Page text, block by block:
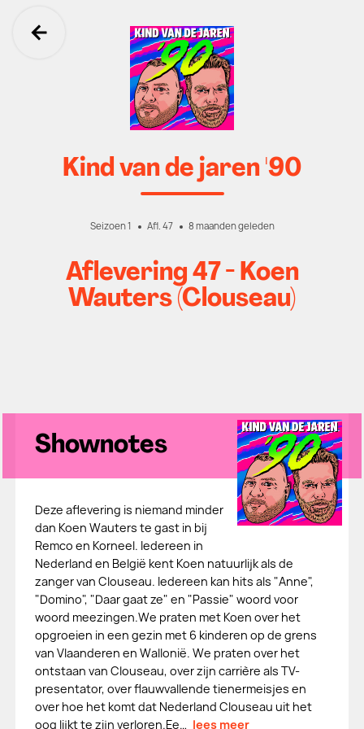
Ga terug
Kind van de jaren '90
Seizoen 1 Afl. 47 8 maanden geleden
Aflevering 47 - Koen
Wauters (Clouseau)
Shownotes
Deze aflevering is niemand minder
dan Koen Wauters te gast in bij
Remco en Korneel. Iedereen in
Nederland en België kent Koen natuurlijk als de
zanger van Clouseau. Iedereen kan hits als "Anne",
"Domino", "Daar gaat ze" en "Passie" woord voor
woord meezingen.We praten met Koen over het
opgroeien in een gezin met 6 kinderen op de grens
van Vlaanderen en Wallonië. We praten over het
ontstaan van Clouseau, over zijn carrière als TV-
presentator, over flauwvallende tienermeisjes en
over hoe het komt dat Nederland Clouseau uit het
oog lijkt te zijn verloren.Ee… lees meer